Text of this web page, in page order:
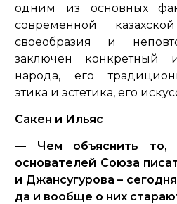
одним из основных
современной
своеобразия и
заключен конкретный
народа, его
этика и эстетика, его
Сакен и Ильяс
— Чем объяснить то,
основателей Союза
и Джансугурова –
да и вообще о них